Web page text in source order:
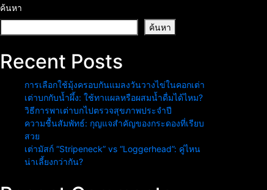
ค้นหา
ค้นหา
Recent Posts
การเลือกใช้มุ้งครอบกันแมลงวันวางไข่ในคอกเต่า
เต่าบกกับน้ำผึ้ง: ใช้ทาแผลหรือผสมน้ำดื่มได้ไหม?
วิธีการพาเต่าบกไปตรวจสุขภาพประจำปี
ความชื้นสัมพัทธ์: กุญแจสำคัญของกระดองที่เรียบ
สวย
เต่ามัสก์ “Stripeneck” vs “Loggerhead”: คู่ไหน
น่าเลี้ยงกว่ากัน?